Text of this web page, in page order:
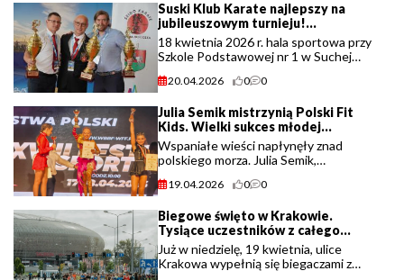
szansa na uzyskanie (...)
Suski Klub Karate najlepszy na
jubileuszowym turnieju!
Gospodarze triumfowali w Suchej
Beskidzkiej.
18 kwietnia 2026 r. hala sportowa przy
Szkole Podstawowej nr 1 w Suchej
widowiskowych pojedynków,
determinacji młodych zawodników. (...)
20.04.2026 0 0
Julia Semik mistrzynią Polski Fit
Kids. Wielki sukces młodej
zawodniczki z regionu.
Wspaniałe wieści napłynęły znad
polskiego morza. Julia Semik,
sportowy rozwój obserwujemy od
mistrzyni Polski (...)
19.04.2026 0 0
Biegowe święto w Krakowie.
Tysiące uczestników z całego
świata na starcie maratonu!
Już w niedzielę, 19 kwietnia, ulice
Krakowa wypełnią się biegaczami z